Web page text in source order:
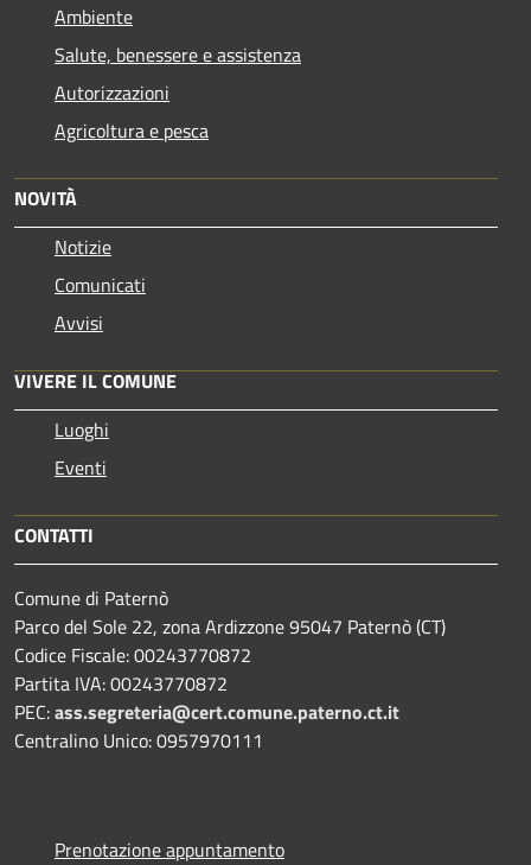
Ambiente
Salute, benessere e assistenza
Autorizzazioni
Agricoltura e pesca
NOVITÀ
Notizie
Comunicati
Avvisi
VIVERE IL COMUNE
Luoghi
Eventi
CONTATTI
Comune di Paternò
Parco del Sole 22, zona Ardizzone 95047 Paternò (CT)
Codice Fiscale: 00243770872
Partita IVA: 00243770872
PEC:ass.segreteria@cert.comune.paterno.ct.it
Centralino Unico: 0957970111
Prenotazione appuntamento